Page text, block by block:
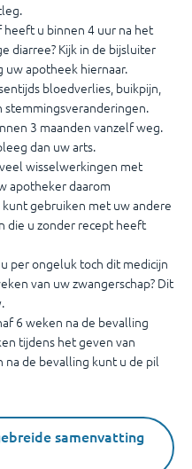
u binnen 4 uur na het
diarree? Kijk in de bijsluiter
uw apotheek hiernaar.
bloedverlies, buikpijn,
stemmingsveranderingen.
3 maanden vanzelf weg.
dan uw arts.
wisselwerkingen met
apotheker daarom
gebruiken met uw andere
die u zonder recept heeft
per ongeluk toch dit medicijn
van uw zwangerschap? Dit
6 weken na de bevalling
tijdens het geven van
na de bevalling kunt u de pil
samenvatting